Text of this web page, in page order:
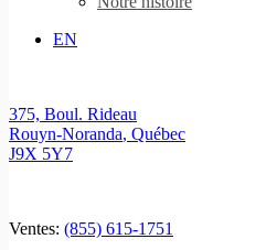
EN
375, Boul. Rideau
Rouyn-Noranda, Québec
J9X 5Y7
Ventes: (855) 615-1751